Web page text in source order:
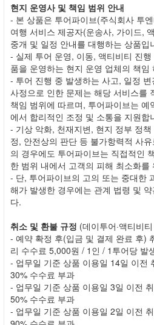
현지 운영사 및 책임 범위 안내
- 본 상품은 투어파이브(주식회사 투
여행 서비스 제공자(운송사, 가이드,
중개 및 일정 안내를 대행하는 상품입
- 실제 투어 운영, 이동, 액티비티 진
품을 운영하는 현지 운영 업체의 책임
- 투어 진행 중 발생하는 사고, 일정
사정으로 인한 문제는 해당 서비스를
책임 범위에 따르며, 투어파이브는 예
에서 합리적인 조정 및 소통을 지원합
- 기상 악화, 천재지변, 현지 정부 정
정, 안전상의 판단 등 불가항력적 사
의 경우에도 투어파이브는 직접적인
한 범위 내에서 고객의 피해 최소화를
- 단, 투어파이브의 고의 또는 중대한
해가 발생한 경우에는 관계 법령 및
다.
취소 및 환불 규정 (데이투어·액티비
- 예약 확정 후(입금 및 결제 완료 후)
리 수수료 5,000원 / 1인 / 1투어당 발
- 업무일 기준 상품 이용일 14일 이전
30% 수수료 부과
- 업무일 기준 상품 이용일 3일 이전
50% 수수료 부과
- 업무일 기준 상품 이용일 2일 이전